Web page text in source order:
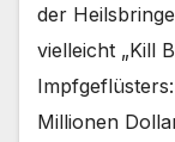
der
vielleicht „Kill
Millionen